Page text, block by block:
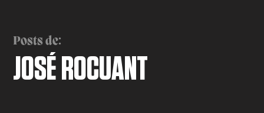
Posts de:
JOSÉ ROCUANT